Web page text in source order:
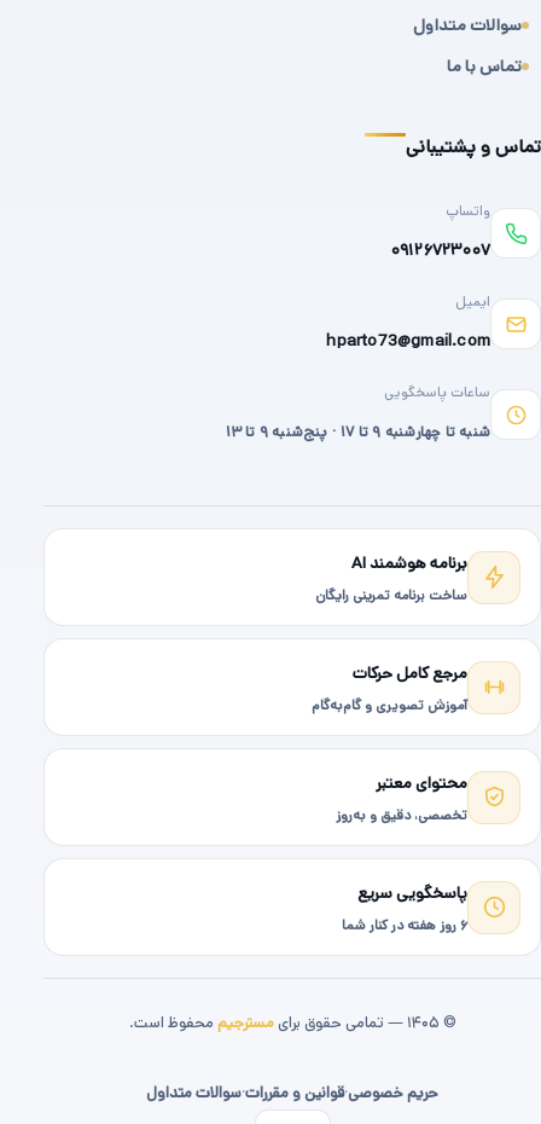
سوالات متداول
تماس با ما
تماس و پشتیبانی
واتساپ
۰۹۱۲۶۷۲۳۰۰۷
ایمیل
hparto73@gmail.com
ساعات پاسخگویی
شنبه تا چهارشنبه ۹ تا ۱۷ · پنج‌شنبه ۹ تا ۱۳
برنامه هوشمند AI
ساخت برنامه تمرینی رایگان
مرجع کامل حرکات
آموزش تصویری و گام‌به‌گام
محتوای معتبر
تخصصی، دقیق و به‌روز
پاسخگویی سریع
۶ روز هفته در کنار شما
© ۱۴۰۵ — تمامی حقوق برای مسترجیم محفوظ است.
حریم خصوصی·قوانین و مقررات·سوالات متداول